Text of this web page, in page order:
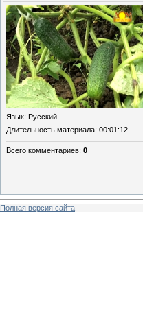
Язык: Русский
Длительность материала: 00:01:12
Всего комментариев: 0
Полная версия сайта